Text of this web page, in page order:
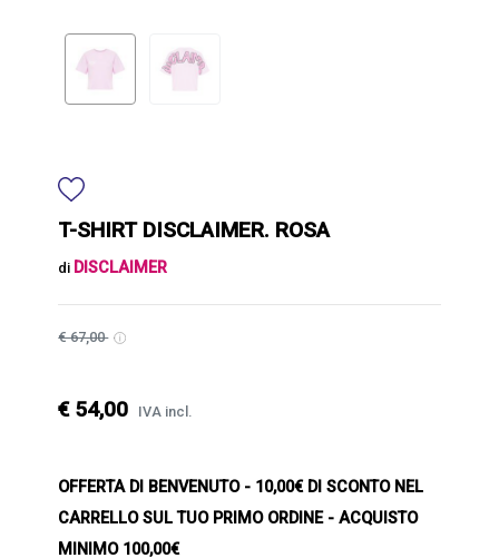
T-SHIRT DISCLAIMER. ROSA
di DISCLAIMER
€ 67,00
€ 54,00 IVA incl.
OFFERTA DI BENVENUTO- 10,00€ DI SCONTO NEL
CARRELLO SUL TUO PRIMO ORDINE - ACQUISTO
MINIMO 100,00€